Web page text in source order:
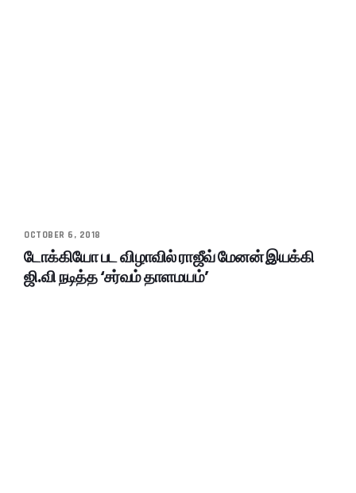
OCTOBER 6, 2018
டோக்கியோ பட விழாவில் ராஜீவ் மேனன் இயக்கி
ஜி.வி நடித்த ‘சர்வம் தாளமயம்’